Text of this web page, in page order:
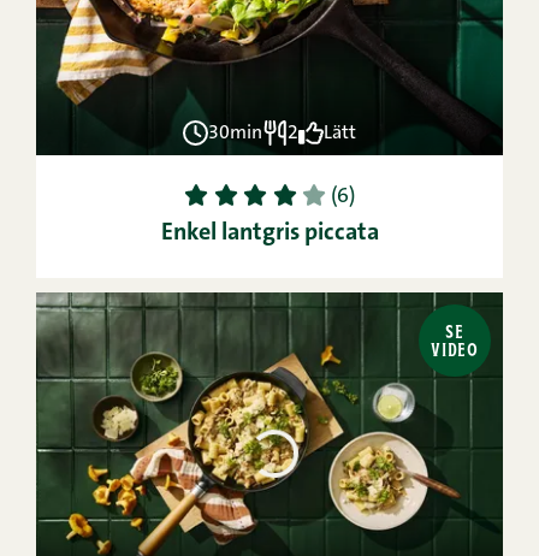
30min 2 Lätt
1 2 3 4 5 (6)
Enkel lantgris piccata
SE
VIDEO